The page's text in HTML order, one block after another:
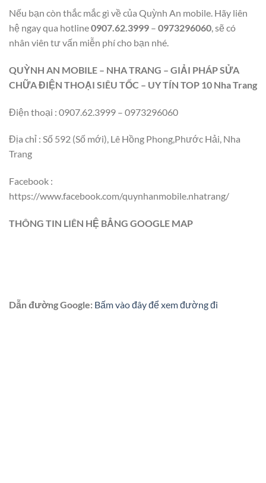
Nếu bạn còn thắc mắc gì về của Quỳnh An mobile. Hãy liên
hệ ngay qua hotline0907.62.3999 – 0973296060, sẽ có
nhân viên tư vấn miễn phí cho bạn nhé.
QUỲNH AN MOBILE – NHA TRANG – GIẢI PHÁP SỬA
CHỮA ĐIỆN THOẠI SIÊU TỐC – UY TÍN TOP 10 Nha Trang
Điện thoại : 0907.62.3999 – 0973296060
Địa chỉ : Số 592 (Số mới), Lê Hồng Phong,Phước Hải, Nha
Trang
Facebook :
https://www.facebook.com/quynhanmobile.nhatrang/
THÔNG TIN LIÊN HỆ BẲNG GOOGLE MAP
Dẫn đường Google: Bấm vào đây để xem đường đi